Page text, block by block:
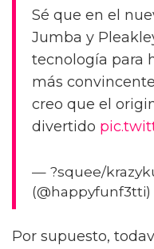
Sé que en el
Jumba y
tecnología para
más
creo que el
divertido
— ?squee/
(@happyfunf3tti)
Por supuesto,